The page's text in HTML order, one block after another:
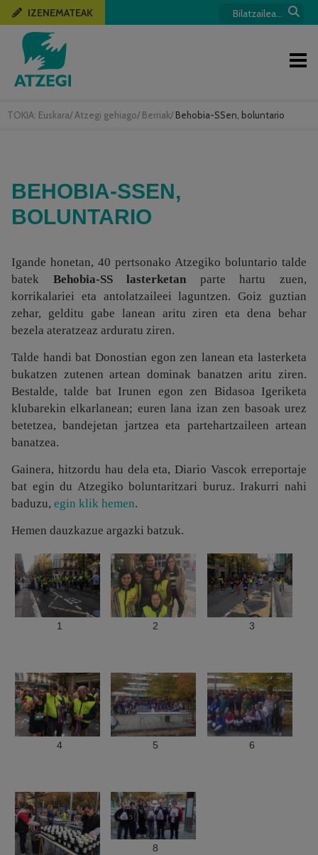
TOKIA: Euskara/ Atzegi gehiago/ Berriak/ Behobia-SSen, boluntario
IZENEMATEAK
BEHOBIA-SSEN,
BOLUNTARIO
Igande honetan, 40 pertsonako Atzegiko boluntario talde
batek Behobia-SS lasterketan parte hartu zuen,
korrikalariei eta antolatzaileei laguntzen. Goiz guztian
zehar, gelditu gabe lanean aritu ziren eta dena behar
bezela ateratzeaz arduratu ziren.
Talde handi bat Donostian egon zen lanean eta lasterketa
bukatzen zutenen artean dominak banatzen aritu ziren.
Bestalde, talde bat Irunen egon zen Bidasoa Igeriketa
klubarekin elkarlanean; euren lana izan zen basoak urez
betetzea, bandejetan jartzea eta partehartzaileen artean
banatzea.
Gainera, hitzordu hau dela eta, Diario Vascok erreportaje
bat egin du Atzegiko boluntaritzari buruz. Irakurri nahi
baduzu, egin klik hemen.
Hemen dauzkazue argazki batzuk.
1 2 3
4 5 6
8